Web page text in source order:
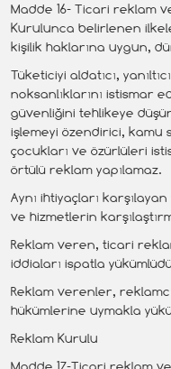
Madde 16- Ticari reklam
Kurulunca belirlenen
kişilik haklarına uygun,
Tüketiciyi aldatıcı,
noksanlıklarını istismar
güvenliğini tehlikeye
işlemeyi özendirici, kamu
çocukları ve özürlüleri
örtülü reklam yapılamaz.
Aynı ihtiyaçları
ve hizmetlerin
Reklam veren, ticari
iddiaları ispatla
Reklam verenler,
hükümlerine uymakla
Reklam Kurulu
Madde 17-Ticari reklam